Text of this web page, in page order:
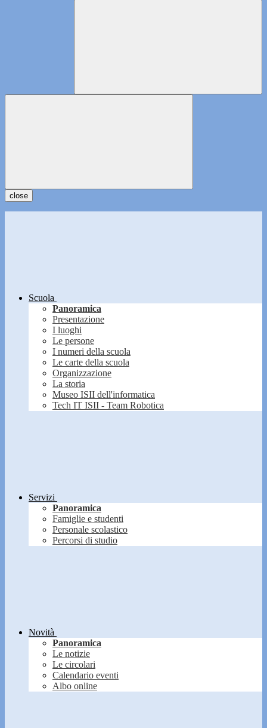
close
Scuola
Panoramica
Presentazione
I luoghi
Le persone
I numeri della scuola
Le carte della scuola
Organizzazione
La storia
Museo ISII dell'informatica
Tech IT ISII - Team Robotica
Servizi
Panoramica
Famiglie e studenti
Personale scolastico
Percorsi di studio
Novità
Panoramica
Le notizie
Le circolari
Calendario eventi
Albo online